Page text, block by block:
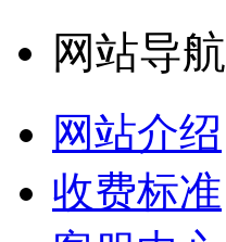
网站导航
网站介绍
收费标准